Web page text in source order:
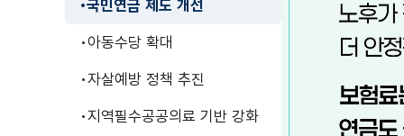
국민연금 제도 개선
아동수당 확대
자살예방 정책 추진
지역필수공공의료 기반 강화